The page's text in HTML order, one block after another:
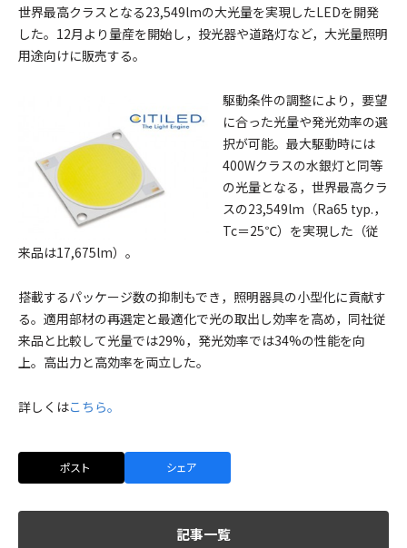
世界最高クラスとなる23,549lmの大光量を実現したLEDを開発
した。12月より量産を開始し，投光器や道路灯など，大光量照明
用途向けに販売する。
駆動条件の調整により，要望
に合った光量や発光効率の選
択が可能。最大駆動時には
400Wクラスの水銀灯と同等
の光量となる，世界最高クラ
スの23,549lm（Ra65 typ.，
Tc＝25℃）を実現した（従
来品は17,675lm）。
搭載するパッケージ数の抑制もでき，照明器具の小型化に貢献す
る。適用部材の再選定と最適化で光の取出し効率を高め，同社従
来品と比較して光量では29%，発光効率では34%の性能を向
上。高出力と高効率を両立した。
詳しくはこちら。
ポスト シェア
記事一覧